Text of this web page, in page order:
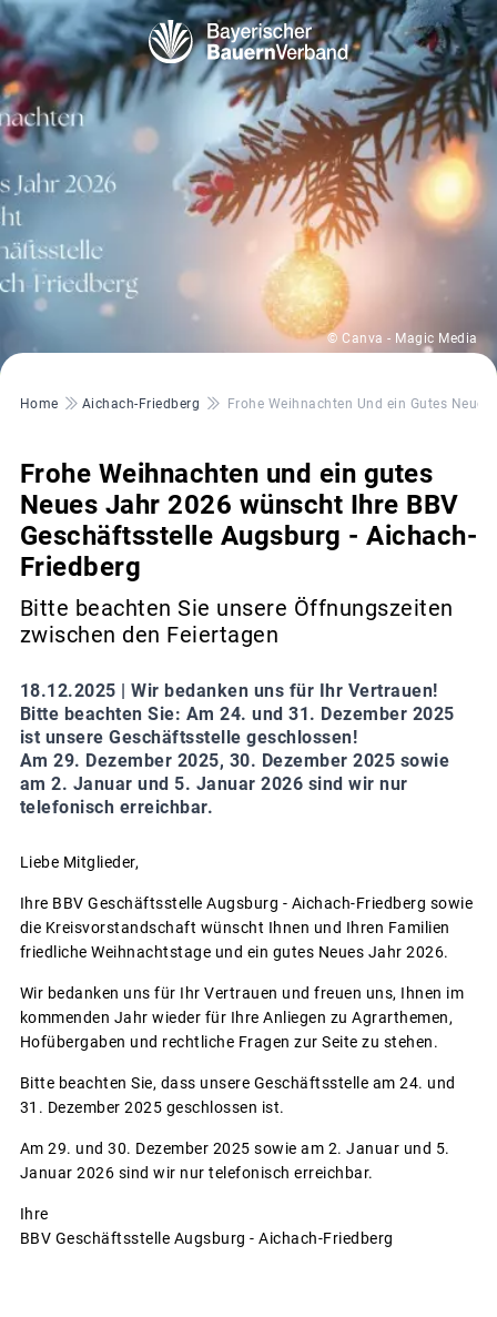
© Canva - Magic Media
Pfadnavigation
Home Aichach-Friedberg Frohe Weihnachten Und ein Gutes
Frohe Weihnachten und ein gutes
Neues Jahr 2026 wünscht Ihre BBV
Geschäftsstelle Augsburg - Aichach-
Friedberg
Bitte beachten Sie unsere Öffnungszeiten
zwischen den Feiertagen
18.12.2025 | Wir bedanken uns für Ihr Vertrauen!
Bitte beachten Sie: Am 24. und 31. Dezember 2025
ist unsere Geschäftsstelle geschlossen!
Am 29. Dezember 2025, 30. Dezember 2025 sowie
am 2. Januar und 5. Januar 2026 sind wir nur
telefonisch erreichbar.
Liebe Mitglieder,
Ihre BBV Geschäftsstelle Augsburg - Aichach-Friedberg sowie
die Kreisvorstandschaft wünscht Ihnen und Ihren Familien
friedliche Weihnachtstage und ein gutes Neues Jahr 2026.
Wir bedanken uns für Ihr Vertrauen und freuen uns, Ihnen im
kommenden Jahr wieder für Ihre Anliegen zu Agrarthemen,
Hofübergaben und rechtliche Fragen zur Seite zu stehen.
Bitte beachten Sie, dass unsere Geschäftsstelle am 24. und
31. Dezember 2025 geschlossen ist.
Am 29. und 30. Dezember 2025 sowie am 2. Januar und 5.
Januar 2026 sind wir nur telefonisch erreichbar.
Ihre
BBV Geschäftsstelle Augsburg - Aichach-Friedberg